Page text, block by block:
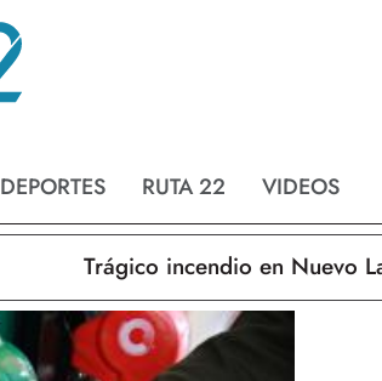
DEPORTES RUTA 22 VIDEOS
Trágico incendio en Nuevo